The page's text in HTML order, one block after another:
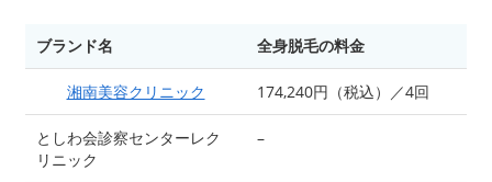
ブランド名 全身脱毛の料金
湘南美容クリニック 174,240円（税込）／4回
としわ会診察センターレク
リニック
–